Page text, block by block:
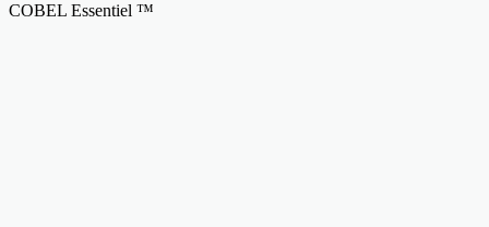
COBEL Essentiel ™